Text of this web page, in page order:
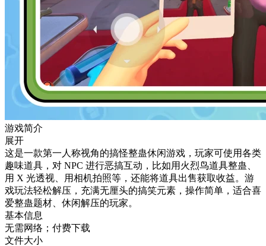
游戏简介
展开
这是一款第一人称视角的搞怪整蛊休闲游戏，玩家可使用各类
趣味道具，对 NPC 进行恶搞互动，比如用火烈鸟道具整蛊、
用 X 光透视、用相机拍照等，还能将道具出售获取收益。游
戏玩法轻松解压，充满无厘头的搞笑元素，操作简单，适合喜
爱整蛊题材、休闲解压的玩家。
基本信息
无需网络；付费下载
文件大小